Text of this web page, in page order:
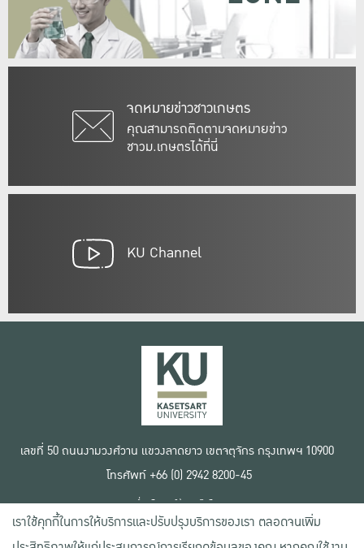
จดหมายข่าวชาวเกษตร
คุณสามารถติดตามจดหมายข่าว
ชาวม.เกษตรได้ที่นี่
KU Channel
เลขที่ 50 ถนนงามวงศ์วาน แขวงลาดยาว เขตจตุจักร กรุงเทพฯ 10900
โทรศัพท์ +66 (0) 2942 8200-45
เงื่อนไขการใช้งานเว็บไซต์
ข้อตกลงด้านสิทธิ์ใช้งาน
นโยบายความเป็นส่วนตัว
เราใช้คุกกี้ในการให้บริการและปรับปรุงบริการของเรา ตลอดจนเพิ่ม